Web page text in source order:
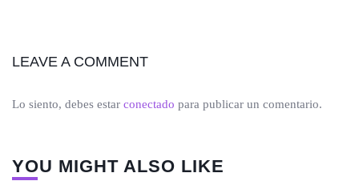
LEAVE A COMMENT
Lo siento, debes estar conectado para publicar un comentario.
YOU MIGHT ALSO LIKE